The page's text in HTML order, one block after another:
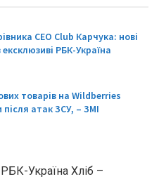
CEO Club Карчука: нові
РБК-Україна
товарів на Wildberries
атак ЗСУ, – ЗМІ
Україна Хліб –